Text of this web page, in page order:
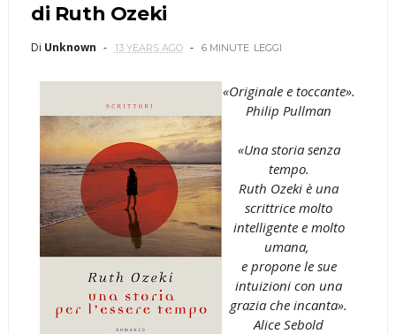
di Ruth Ozeki
Di Unknown 13 YEARS AGO 6 MINUTE LEGGI
«Originale e toccante».
Philip Pullman
«Una storia senza
tempo.
Ruth Ozeki è una
scrittrice molto
intelligente e molto
umana,
e propone le sue
intuizioni con una
grazia che incanta».
Alice Sebold